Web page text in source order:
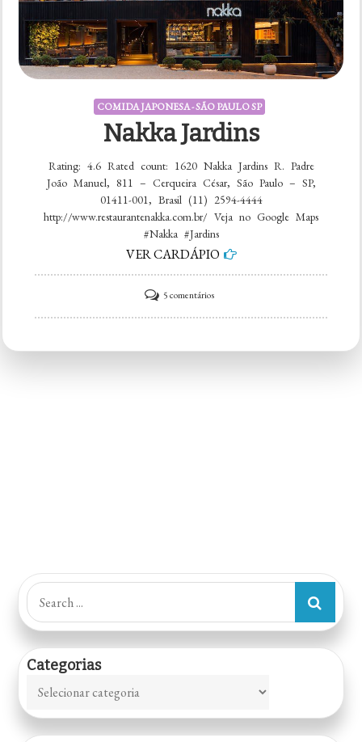
COMIDA JAPONESA - SÃO PAULO SP
Nakka Jardins
Rating: 4.6 Rated count: 1620 Nakka Jardins R. Padre
João Manuel, 811 – Cerqueira César, São Paulo – SP,
01411-001, Brasil (11) 2594-4444
http://www.restaurantenakka.com.br/ Veja no Google Maps
#Nakka #Jardins
VER CARDÁPIO
5 comentáriosem
Nakka
Search
for:
Categorias
Categorias